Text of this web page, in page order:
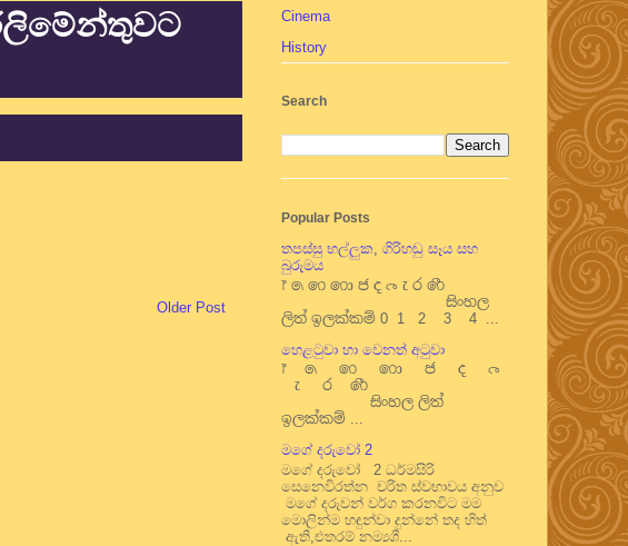
Older Post
Cinema
History
Search
Popular Posts
තපස්සු භල්ලුක, ගිරිහඬු සෑය සහ
බුරුමය
෦ ෧ ෨ ෩ ෪ ෫ ෬ ෭ ෮ ෯
සිංහල
ලිත් ඉලක්කම් 0 1 2 3 4 ...
හෙළටුවා හා වෙනත් අටුවා
෦ ෧ ෨ ෩ ෪ ෫ ෬
෭ ෮ ෯
සිංහල ලිත්
ඉලක්කම් ...
මගේ දරුවෝ 2
මගේ දරුවෝ 2 ධර්මසිරි
සෙනෙවිරත්න චරිත ස්වභාවය අනුව
මගේ දරුවන් වර්ග කරනවිට මම
මොලින්ම හඳුන්වා දුන්නේ තද හිත්
ඇති,එතරම් නම්‍යශී...